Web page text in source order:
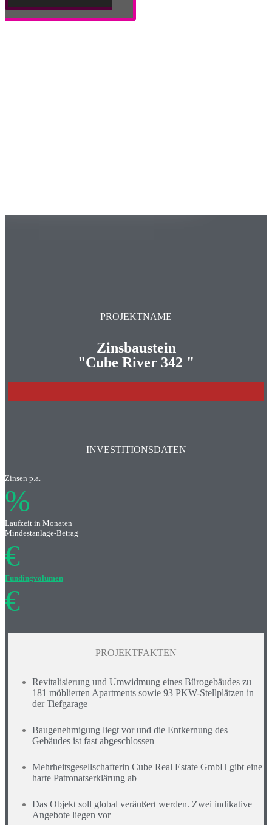
PROJEKTNAME
Zinsbaustein
"Cube River 342 "
INVESTITIONSDATEN
Zinsen p.a.
%
Laufzeit in Monaten
Mindestanlage-Betrag
€
Fundingvolumen
€
PROJEKTFAKTEN
Revitalisierung und Umwidmung eines Bürogebäudes zu
181 möblierten Apartments sowie 93 PKW-Stellplätzen in
der Tiefgarage
Baugenehmigung liegt vor und die Entkernung des
Gebäudes ist fast abgeschlossen
Mehrheitsgesellschafterin Cube Real Estate GmbH gibt eine
harte Patronatserklärung ab
Das Objekt soll global veräußert werden. Zwei indikative
Angebote liegen vor